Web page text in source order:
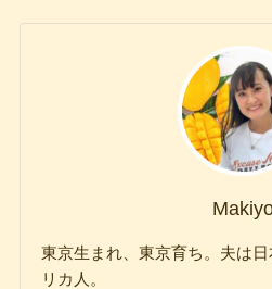
東京生まれ、東京育ち。夫は
リカ人。